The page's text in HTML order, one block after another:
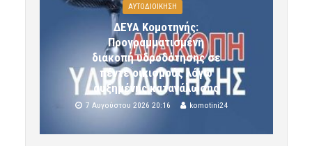
ΑΥΤΟΔΙΟΙΚΗΣΗ
ΔΕΥΑ Κομοτηνής:
Προγραμματισμένη
διακοπή υδροδότησης σε
πέντε οικισμούς λόγω
αυξημένης κατανάλωσης
7 Αυγούστου 2026 20:16 komotini24